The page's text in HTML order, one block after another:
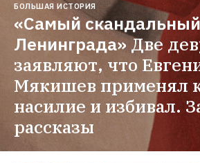
БОЛЬШАЯ ИСТОРИЯ
«Самый
Ленинграда»Две
заявляют, что
Мякишев применял
насилие и избивал.
рассказы